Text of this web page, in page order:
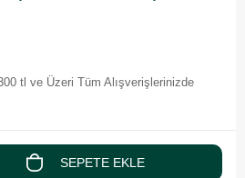
tl ve Üzeri Tüm Alışverişlerinizde